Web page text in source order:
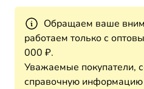
Обращаем ваше
работаем только с
000 ₽.
Уважаемые покупатели,
справочную информацию